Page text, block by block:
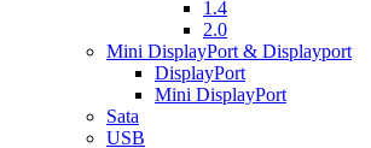
1.4
2.0
Mini DisplayPort & Displayport
DisplayPort
Mini DisplayPort
Sata
USB